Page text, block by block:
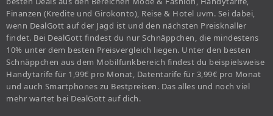
Finanzen (Kredite und Girokonto), Reise & Hotel uvm. Sei dabei,
wenn DealGott auf der Jagd ist und den nächsten Preisknaller
findet. Bei DealGott findest du nur Schnäppchen, die mindestens
10% unter dem besten Preisvergleich liegen. Unter den besten
Schnäppchen aus dem Mobilfunkbereich findest du beispielsweise
Handytarife für 1,99€ pro Monat, Datentarife für 3,99€ pro Monat
und auch Smartphones zu Bestpreisen. Das alles und noch viel
mehr wartet bei DealGott auf dich.